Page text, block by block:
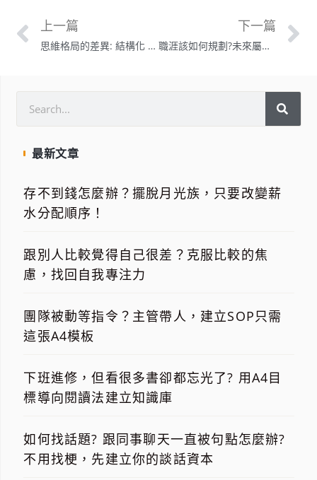
上一篇
思維格局的差異: 結構化 [ SELFHACK ]
下一篇
職涯該如何規劃?未來屬於不怕手髒的人
最新文章
存不到錢怎麼辦？擺脫月光族，只要改變薪
水分配順序！
跟別人比較覺得自己很差？克服比較的焦
慮，找回自我專注力
團隊被動等指令？主管帶人，建立SOP只需
這張A4模板
下班進修，但看很多書卻都忘光了? 用A4目
標導向閱讀法建立知識庫
如何找話題? 跟同事聊天一直被句點怎麼辦?
不用找梗，先建立你的談話資本